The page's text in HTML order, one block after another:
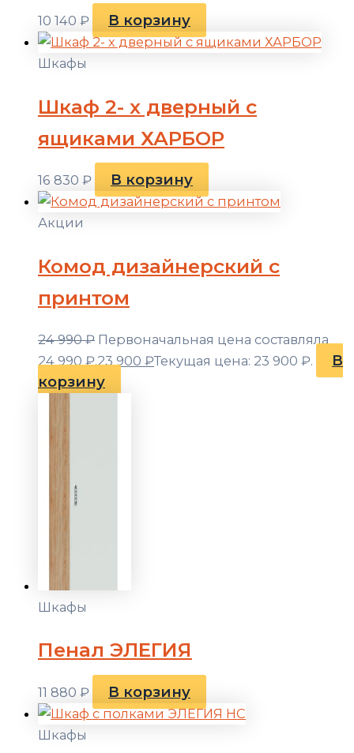
10 140 ₽ В корзину
Шкафы
Шкаф 2- х дверный с
ящиками ХАРБОР
16 830 ₽ В корзину
Акции
Комод дизайнерский с
принтом
24 990₽ Первоначальная цена составляла
24 990 ₽.23 900 ₽Текущая цена: 23 900 ₽.
В
корзину
Шкафы
Пенал ЭЛЕГИЯ
11 880 ₽ В корзину
Шкафы